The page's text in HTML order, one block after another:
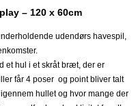
– 120 x 60cm
udendørs havespil,
et hul i et skråt bræt, der er
får 4 poser og point bliver talt
hullet og hvor mange der